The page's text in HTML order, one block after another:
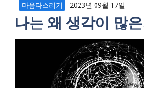
마음다스리기 2023년 09월 17일
나는 왜 생각이 많